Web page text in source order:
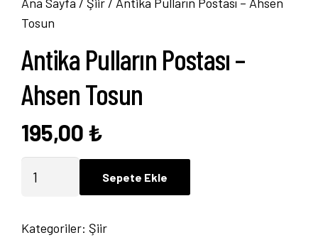
Tosun
Antika Pulların Postası –
Ahsen Tosun
195,00 ₺
Pulların
-
Sepete Ekle
Kategoriler: Şiir